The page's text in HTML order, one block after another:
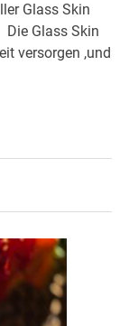
Glass Skin
Die Glass Skin
versorgen ,und